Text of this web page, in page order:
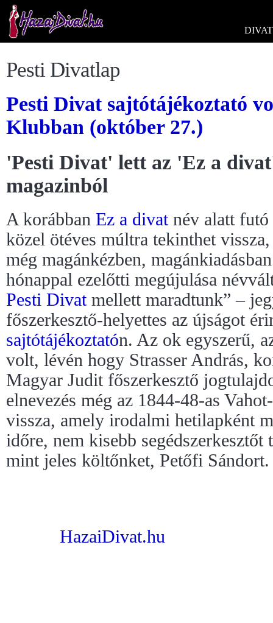
DIVAT
Pesti Divatlap
Pesti Divat sajtótájékoztató
Klubban (október 27.)
'Pesti Divat' lett az 'Ez a
magazinból
A korábban Ez a divatnév alatt futó
közel ötéves múltra tekinthet
még magánkézben,
hónappal ezelőtti megújulása
Pesti Divatmellett maradtunk” –
főszerkesztő-helyettes az újságot
sajtótájékoztatón. Az ok egyszerű,
volt, lévén hogy Strasser András,
Magyar Judit főszerkesztő
elnevezés még az 1844-48-as
vissza, amely irodalmi hetilapként
időre, nem kisebb
mint jeles költőnket, Petőfi
HazaiDivat.hu